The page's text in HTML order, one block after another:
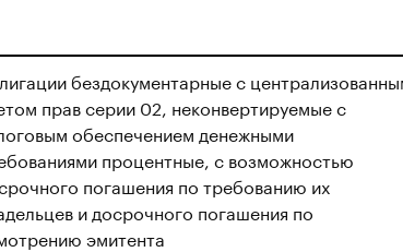
бездокументарные с
прав серии 02, неконвертируемые с
обеспечением денежными
процентные, с возможностью
погашения по требованию их
и досрочного погашения по
эмитента